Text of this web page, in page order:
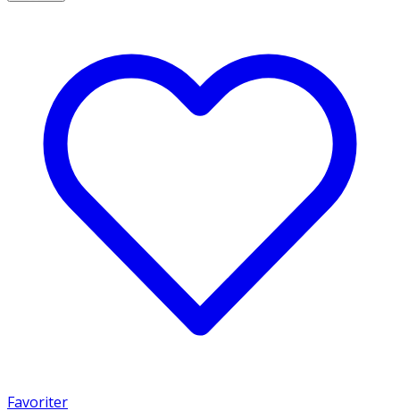
Favoriter